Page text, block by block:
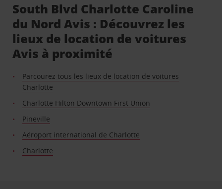
South Blvd Charlotte Caroline
du Nord Avis : Découvrez les
lieux de location de voitures
Avis à proximité
Parcourez tous les lieux de location de voitures
Charlotte
Charlotte Hilton Downtown First Union
Pineville
Aéroport international de Charlotte
Charlotte